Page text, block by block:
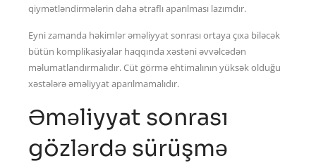
qiymətləndirmələrin daha ətraflı aparılması lazımdır.
Eyni zamanda həkimlər əməliyyat sonrası ortaya çıxa biləcək
bütün komplikasiyalar haqqında xəstəni əvvəlcədən
məlumatlandırmalıdır. Cüt görmə ehtimalının yüksək olduğu
xəstələrə əməliyyat aparılmamalıdır.
Əməliyyat sonrası
gözlərdə sürüşmə